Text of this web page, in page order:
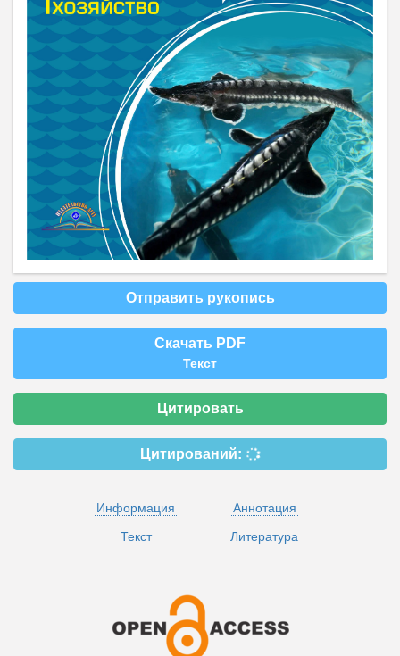
Отправить рукопись
Скачать PDF
Текст
Цитировать
Цитирований:
Информация
Аннотация
Текст
Литература